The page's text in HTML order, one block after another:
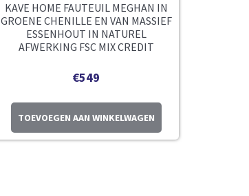
KAVE HOME FAUTEUIL MEGHAN IN
GROENE CHENILLE EN VAN MASSIEF
ESSENHOUT IN NATUREL
AFWERKING FSC MIX CREDIT
€549
TOEVOEGEN AAN WINKELWAGEN